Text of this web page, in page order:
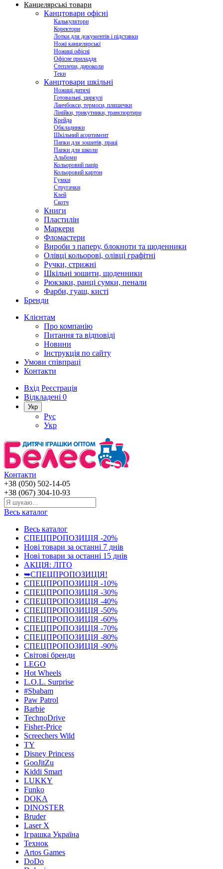
Канцелярські товари
Канцтовари офісні
Калькулятори
Коректори
Лотки для документів і підставки
Ножі канцелярські
Ножиці офісні
Офісне приладдя
Степлери, дироколи
Теки
Канцтовари шкільні
Ножиці дитячі
Готовальні, циркулі
Ланчбокси, термоси, пляшечки
Лінійки, трикутники, транспортири
Крейда
Обкладинки
Шкільний асортимент
Папки для зошитів, праці
Папки для школи
Альбоми
Кольоровий папір
Кольоровий картон
Гумки
Стругачки
Клей
Скотч
Книги
Пластилін
Маркери
Фломастери
Вироби з паперу, блокноти та щоденники
Олівці кольорові, олівці графітні
Ручки, стрижні
Шкільні зошити, щоденники
Рюкзаки, ранці сумки, пенали
Фарби, гуаш, кисті
Бренди
Клієнтам
Про компанію
Питання та відповіді
Новини
Інструкція по сайту
Умови співпраці
Контакти
Вхід Реєстрація
Відкладені 0
Укр
Рус
Укр
Контакти
+38 (050) 502-14-05
+38 (067) 304-10-93
Весь каталог
Весь каталог
СПЕЦПРОПОЗИЦІЯ -20%
Нові товари за останнi 7 днiв
Нові товари за останнi 15 днiв
АКЦІЯ: ЛІТО
➥СПЕЦПРОПОЗИЦІЯ!
СПЕЦПРОПОЗИЦІЯ -10%
СПЕЦПРОПОЗИЦІЯ -30%
СПЕЦПРОПОЗИЦІЯ -40%
СПЕЦПРОПОЗИЦІЯ -50%
СПЕЦПРОПОЗИЦІЯ -60%
СПЕЦПРОПОЗИЦІЯ -70%
СПЕЦПРОПОЗИЦІЯ -80%
СПЕЦПРОПОЗИЦІЯ -90%
Світові бренди
LEGO
Hot Wheels
L.O.L. Surprise
#Sbabam
Paw Patrol
Barbie
TechnoDrive
Fisher-Price
Screechers Wild
TY
Disney Princess
GooJitZu
Kiddi Smart
LUKKY
Funko
DOKA
DINOSTER
Bruder
Laser X
Іграшка Україна
Технок
Artos Games
DoDo